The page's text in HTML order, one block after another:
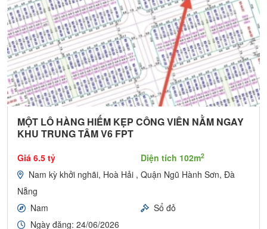
MỘT LÔ HÀNG HIẾM KẸP CÔNG VIÊN NẰM NGAY
KHU TRUNG TÂM V6 FPT
Giá 6.5 tỷ Diện tích 102m2
Nam kỳ khởi nghãi, Hoà Hải , Quận Ngũ Hành Sơn, Đà
Nẵng
Nam
Sổ đỏ
Ngày đăng: 24/06/2026